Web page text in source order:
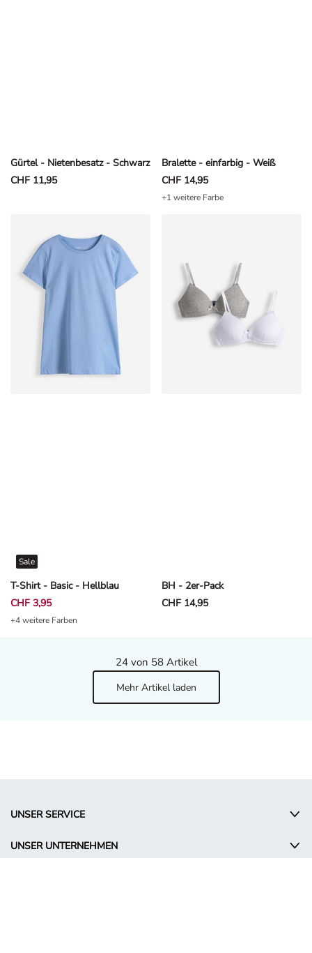
Gürtel - Nietenbesatz - Schwarz
CHF 11,95
Bralette - einfarbig - Weiß
CHF 14,95
+1 weitere Farbe
T-Shirt - Basic - Hellblau
Sale
CHF 3,95
+4 weitere Farben
BH - 2er-Pack
CHF 14,95
24von 58 Artikel
Mehr Artikel laden
UNSER SERVICE
UNSER UNTERNEHMEN